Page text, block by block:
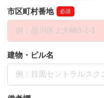
市区町村番地 必須
建物・ビル名